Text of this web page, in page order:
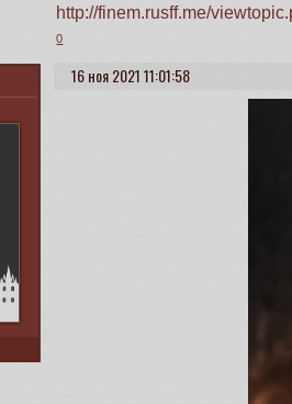
http://finem.rusff.me/
0
16 ноя 2021 11:01:58